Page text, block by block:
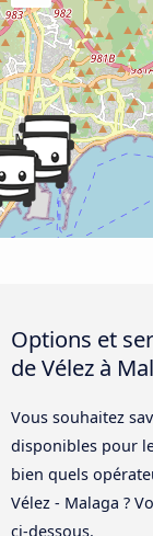
Options et
de Vélez à
Vous souhaitez
disponibles pour
bien quels
Vélez - Malaga ?
ci-dessous.